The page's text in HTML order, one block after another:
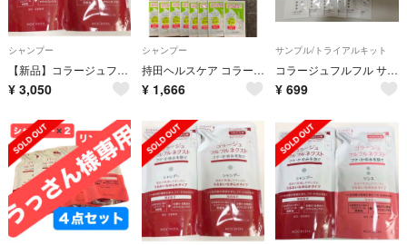
シャンプー
【新品】コラージュフルフル うるおいなめらかタイプ シャンプー２袋 詰め替え用
¥ 3,050
シャンプー
持田ヘルスケア コラージュフルフル サンプル 薬用シャンプー リンス ボディソープ 洗顔 CICA トラベル 旅行用
¥ 1,666
サンプル/トライアルキット
コラージュフルフル サンプル10点・泡立てネット付き
¥ 699